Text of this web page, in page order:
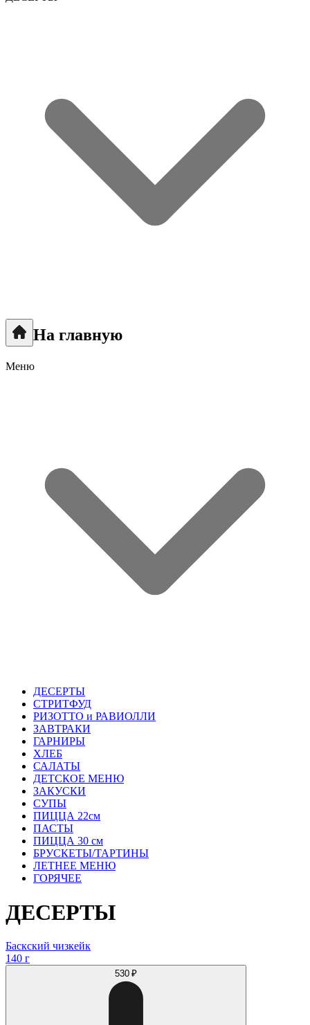
На главную
Меню
ДЕСЕРТЫ
СТРИТФУД
РИЗОТТО и РАВИОЛЛИ
ЗАВТРАКИ
ГАРНИРЫ
ХЛЕБ
САЛАТЫ
ДЕТСКОЕ МЕНЮ
ЗАКУСКИ
СУПЫ
ПИЦЦА 22см
ПАСТЫ
ПИЦЦА 30 см
БРУСКЕТЫ/ТАРТИНЫ
ЛЕТНЕЕ МЕНЮ
ГОРЯЧЕЕ
ДЕСЕРТЫ
Баскский чизкейк
140 г
530 ₽